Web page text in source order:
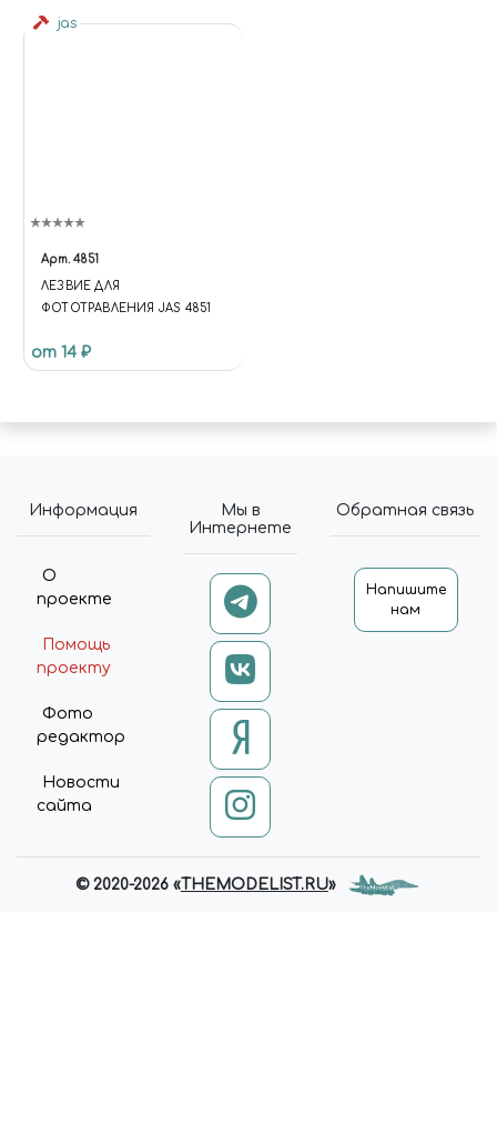
jas
Арт. 4851
ЛЕЗВИЕ ДЛЯ
ФОТОТРАВЛЕНИЯ JAS 4851
от 14 ₽
Информация
О
проекте
Помощь
проекту
Фото
редактор
Новости
сайта
Мы в
Интернете
Обратная связь
Напишите
нам
© 2020-2026 «THEMODELIST.RU»